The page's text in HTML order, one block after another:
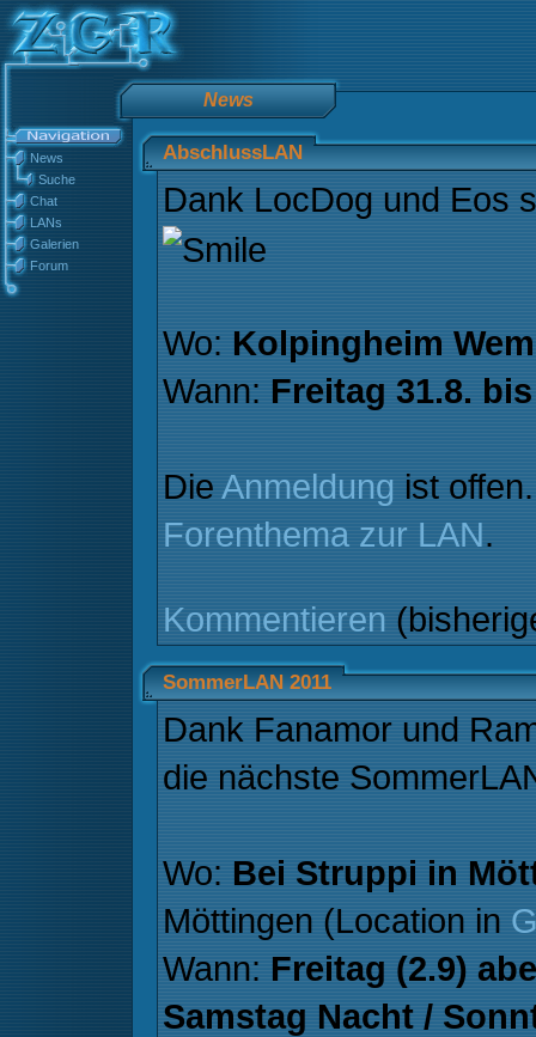
News
News
Suche
Chat
LANs
Galerien
Forum
AbschlussLAN
Dank LocDog und Eos
Wo: Kolpingheim
Wann: Freitag 31.8.
Die Anmeldung ist
Forenthema zur LAN.
Kommentieren
SommerLAN 2011
Dank Fanamor und
die nächste
Wo: Bei Struppi in
Möttingen (Location in
Wann: Freitag (2.9)
Samstag Nacht /